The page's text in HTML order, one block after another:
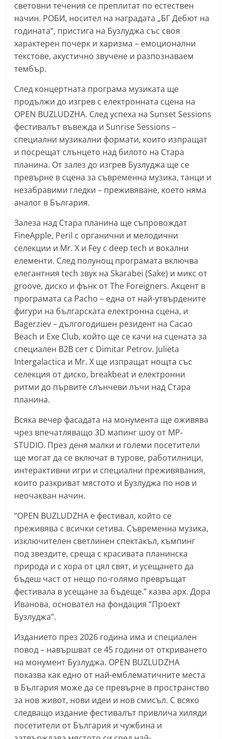
a
l
l
e
-
k
a
z
a
n
l
a
.
c
o
m
световни течения се преплитат по естествен
начин. РОБИ, носител на наградата „БГ Дебют на
годината“, пристига на Бузлуджа със своя
характерен почерк и харизма – емоционални
текстове, акустично звучене и разпознаваем
тембър.
След концертната програма музиката ще
продължи до изгрев с електронната сцена на
OPEN BUZLUDZHA. След успеха на Sunset Sessions
фестивалът въвежда и Sunrise Sessions –
специални музикални формати, които изпращат
и посрещат слънцето над билото на Стара
планина. От залез до изгрев Бузлуджа ще се
превърне в сцена за съвременна музика, танци и
незабравими гледки – преживяване, което няма
аналог в България.
Залеза над Стара планина ще съпровождат
FineApple, Peril с органични и мелодични
селекции и Mr. X и Fey с deep tech и вокални
елементи. След полунощ програмата включва
елегантния tech звук на Skarabei (Sake) и микс от
groove, диско и фънк от The Foreigners. Акцент в
програмата са Pacho – една от най-утвърдените
фигури на българската електронна сцена, и
Bagerziev – дългогодишен резидент на Cacao
Beach и Exe Club, който ще се качи на сцената за
специален B2B сет с Dimitar Petrov. Julieta
Intergalactica и Mr. X ще изпращат нощта със
селекция от диско, breakbeat и електронни
ритми до първите слънчеви лъчи над Стара
планина.
Всяка вечер фасадата на монумента ще оживява
чрез впечатляващо 3D мапинг шоу от MP-
STUDIO. През деня малки и големи посетители
ще могат да се включат в турове, работилници,
интерактивни игри и специални преживявания,
които разкриват мястото и Бузлуджа по нов и
неочакван начин.
“OPEN BUZLUDZHA е фестивал, който се
преживява с всички сетива. Съвременна музика,
изключителен светлинен спектакъл, къмпинг
под звездите, среща с красивата планинска
природа и с хора от цял свят, и усещането да
бъдеш част от нещо по-голямо превръщат
фестивала в усещане за бъдеще.” казва арх. Дора
Иванова, основател на фондация “Проект
Бузлуджа”.
Изданието през 2026 година има и специален
повод – навършват се 45 години от откриването
на монумент Бузлуджа. OPEN BUZLUDZHA
показва как едно от най-емблематичните места
в България може да се превърне в пространство
за нов живот, нови идеи и нов смисъл. С всяко
следващо издание фестивалът привлича хиляди
посетители от България и чужбина и